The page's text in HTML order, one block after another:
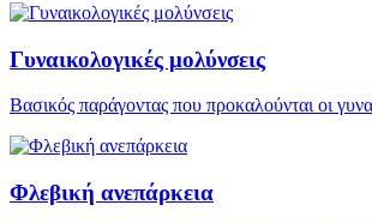
Γυναικολογικές μολύνσεις
Βασικός παράγοντας που προκαλούνται οι
Φλεβική ανεπάρκεια